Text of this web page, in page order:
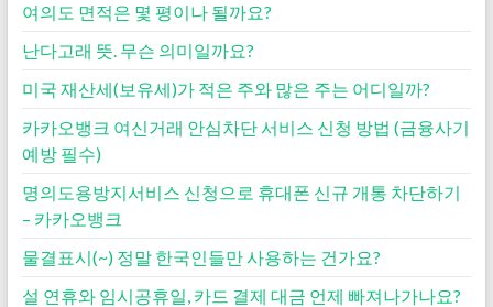
여의도 면적은 몇 평이나 될까요?
난다고래 뜻. 무슨 의미일까요?
미국 재산세(보유세)가 적은 주와 많은 주는 어디일까?
카카오뱅크 여신거래 안심차단 서비스 신청 방법 (금융사기
예방 필수)
명의도용방지서비스 신청으로 휴대폰 신규 개통 차단하기
– 카카오뱅크
물결표시(~) 정말 한국인들만 사용하는 건가요?
설 연휴와 임시공휴일, 카드 결제 대금 언제 빠져나가나요?